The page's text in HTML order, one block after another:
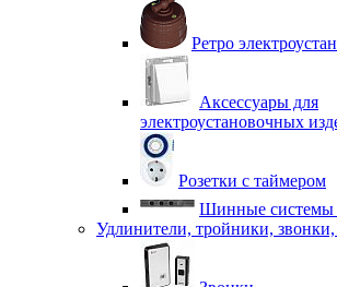
Ретро
Аксессуары для
электроустановочных
Розетки с таймером
Шинные системы
Удлинители, тройники,